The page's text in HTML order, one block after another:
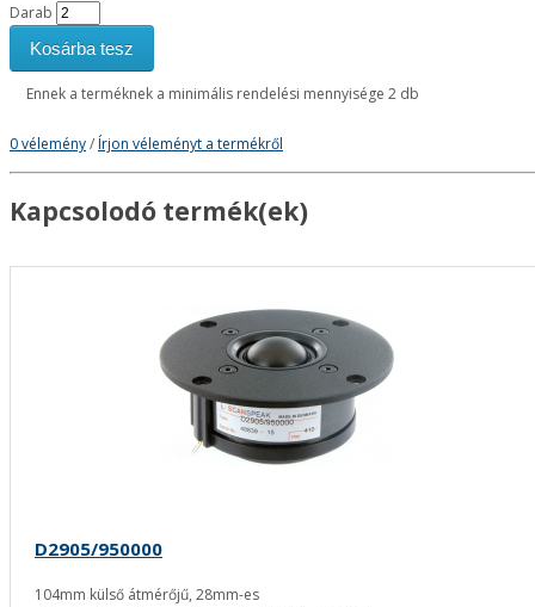
Darab
Kosárba tesz
Ennek a terméknek a minimális rendelési mennyisége 2 db
0 vélemény/Írjon véleményt a termékről
Kapcsolodó termék(ek)
D2905/950000
104mm külső átmérőjű, 28mm-es